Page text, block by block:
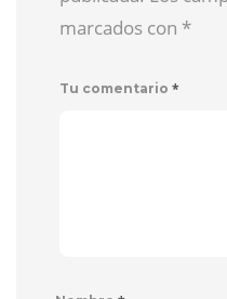
marcados con *
Tu comentario *